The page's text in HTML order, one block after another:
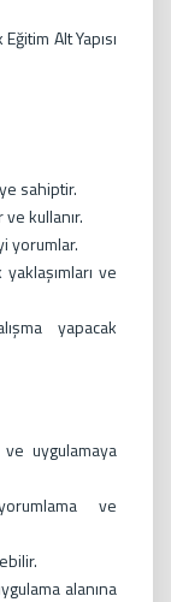
Alt Yapısı
sahiptir.
ve kullanır.
yorumlar.
ve
yapacak
uygulamaya
ve
alanına